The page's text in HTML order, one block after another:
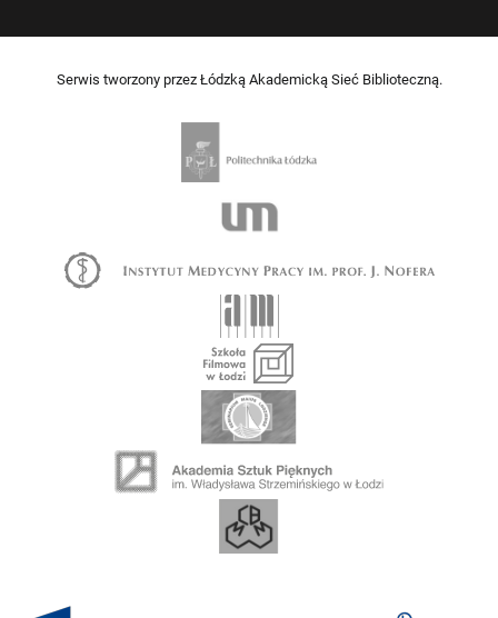
Serwis tworzony przez Łódzką Akademicką Sieć Biblioteczną.